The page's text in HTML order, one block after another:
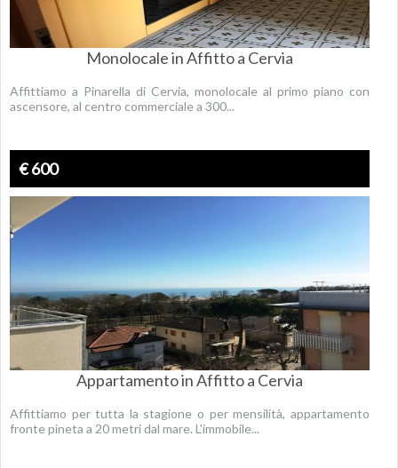
Monolocale in Affitto a Cervia
Affittiamo a Pinarella di Cervia, monolocale al primo piano con
ascensore, al centro commerciale a 300...
€ 600
Appartamento in Affitto a Cervia
Affittiamo per tutta la stagione o per mensilità, appartamento
fronte pineta a 20 metri dal mare. L'immobile...